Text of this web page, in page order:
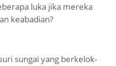
luka jika mereka
keabadian?
sungai yang berkelok-